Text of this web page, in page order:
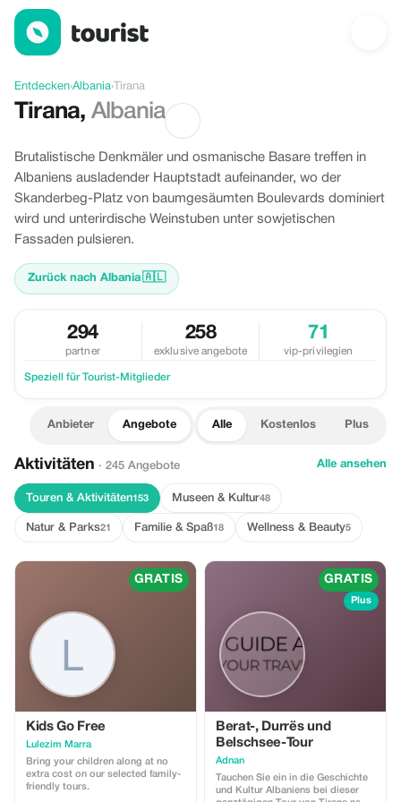
Angebote in Tirana, Albania
Entdecken›Albania› Tirana
Tirana, Albania
Brutalistische Denkmäler und osmanische Basare treffen in
Albaniens ausladender Hauptstadt aufeinander, wo der
Skanderbeg-Platz von baumgesäumten Boulevards dominiert
wird und unterirdische Weinstuben unter sowjetischen
Fassaden pulsieren.
Zurück nach Albania🇦🇱
294
partner
258
exklusive angebote
71
vip-privilegien
Speziell für Tourist-Mitglieder
Anbieter Angebote Alle Kostenlos Plus
Aktivitäten · 245 Angebote Alle ansehen
Touren & Aktivitäten153 Museen & Kultur48
Natur & Parks21 Familie & Spaß18 Wellness & Beauty5
GRATIS
Kids Go Free
Lulezim Marra
Bring your children along at no
extra cost on our selected family-
friendly tours.
GRATIS
Plus
Berat-, Durrës und
Belschsee-Tour
Adnan
Tauchen Sie ein in die Geschichte
und Kultur Albaniens bei dieser